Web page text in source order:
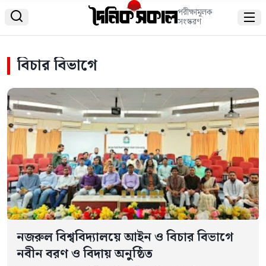
 পরীক্ষামূলক
সংস্করণ 
বিচার বিভাগে
নজরুল বিশ্ববিদ্যালয়ে আইন ও বিচার বিভাগে
নবীন বরণ ও বিদায় অনুষ্ঠিত